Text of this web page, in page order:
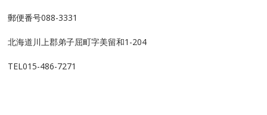
郵便番号088-3331
北海道川上郡弟子屈町字美留和1-204
TEL015-486-7271